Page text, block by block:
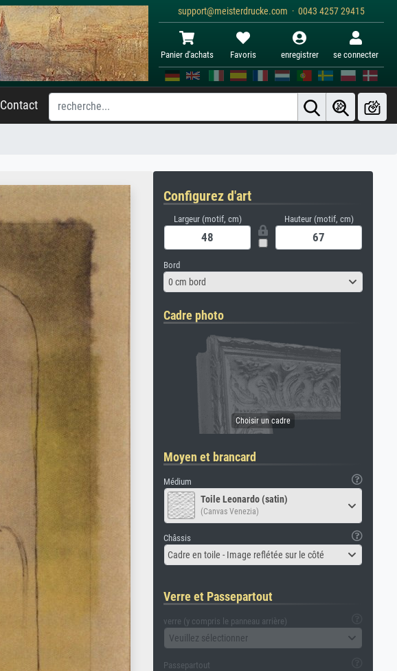
support@meisterdrucke.com · 0043 4257 29415
Panier d'achats Favoris enregistrer se connecter
Contact
Configurez d'art
Largeur (motif, cm) Hauteur (motif, cm)
Bord
0 cm bord
Cadre photo
Moyen et brancard
Médium
Toile Leonardo (satin)
(Canvas Venezia)
Châssis
Cadre en toile - Image reflétée sur le côté
Verre et Passepartout
verre (y compris le panneau arrière)
Veuillez sélectionner
Passepartout